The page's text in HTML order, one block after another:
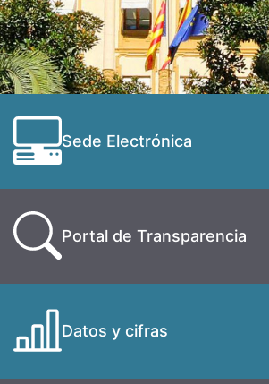
Sede Electrónica
Portal de Transparencia
Datos y cifras